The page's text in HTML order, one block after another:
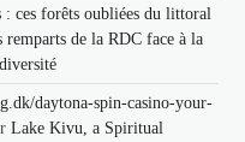
: ces forêts oubliées du littoral
de la RDC face à la
daytona-spin-casino-your-
Lake Kivu, a Spiritual